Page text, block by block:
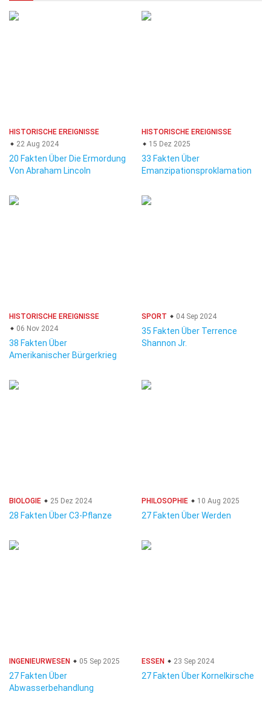
HISTORISCHE EREIGNISSE
22 Aug 2024
20 Fakten Über Die Ermordung
Von Abraham Lincoln
HISTORISCHE EREIGNISSE
15 Dez 2025
33 Fakten Über
Emanzipationsproklamation
HISTORISCHE EREIGNISSE
06 Nov 2024
38 Fakten Über
Amerikanischer Bürgerkrieg
SPORT 04 Sep 2024
35 Fakten Über Terrence
Shannon Jr.
BIOLOGIE 25 Dez 2024
28 Fakten Über C3-Pflanze
PHILOSOPHIE 10 Aug 2025
27 Fakten Über Werden
INGENIEURWESEN 05 Sep 2025
27 Fakten Über
Abwasserbehandlung
ESSEN 23 Sep 2024
27 Fakten Über Kornelkirsche